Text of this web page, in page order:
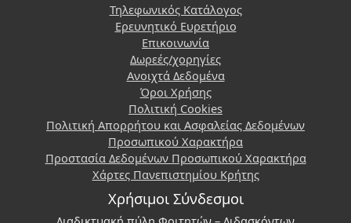
Τηλεφωνικός Κατάλογος
Ερευνητικό Ευρετήριο
Επικοινωνία
Δωρεές/χορηγίες
Ανοιχτά Δεδομένα
Όροι Χρήσης
Πολιτική Cookies
Πολιτική Απορρήτου και Ασφαλείας Δεδομένων
Προσωπικού Χαρακτήρα
Προστασία Δεδομένων Προσωπικού Χαρακτήρα
Χάρτες Πανεπιστημίου Κρήτης
Χρήσιμοι Σύνδεσμοι